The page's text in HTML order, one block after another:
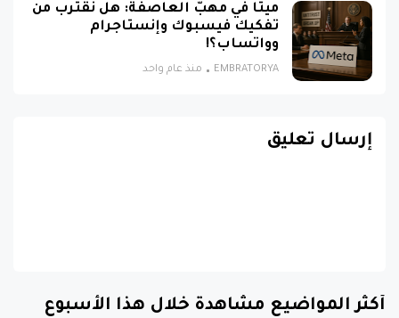
ميتا في مهبّ العاصفة: هل نقترب من
تفكيك فيسبوك وإنستاجرام
وواتساب؟!
EMBRATORYA منذ عام واحد
إرسال تعليق
أكثر المواضيع مشاهدة خلال هذا الأسبوع